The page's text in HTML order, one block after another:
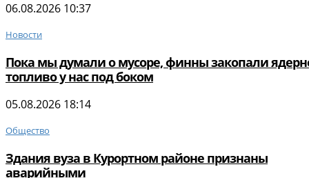
06.08.2026 10:37
Новости
Пока мы думали о мусоре, финны закопали
топливо у нас под боком
05.08.2026 18:14
Общество
Здания вуза в Курортном районе признаны
аварийными